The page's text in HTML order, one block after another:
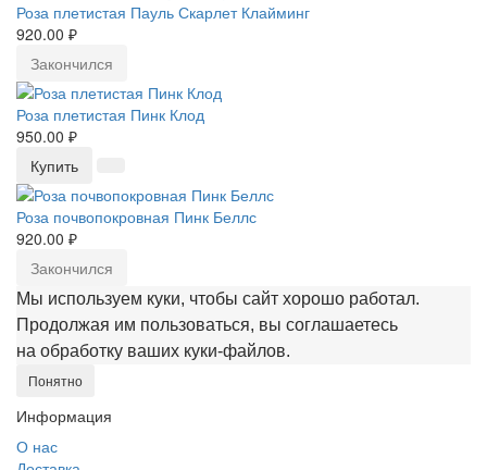
Роза плетистая Пауль Скарлет Клайминг
920.00 ₽
Закончился
Роза плетистая Пинк Клод
950.00 ₽
Купить
Роза почвопокровная Пинк Беллс
920.00 ₽
Закончился
Мы используем куки, чтобы сайт хорошо работал.
Продолжая им пользоваться, вы соглашаетесь
на обработку ваших куки‑файлов.
Понятно
Информация
О нас